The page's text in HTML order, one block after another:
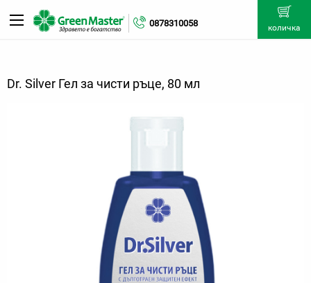
0878310058 количка
Dr. Silver Гел за чисти ръце, 80 мл